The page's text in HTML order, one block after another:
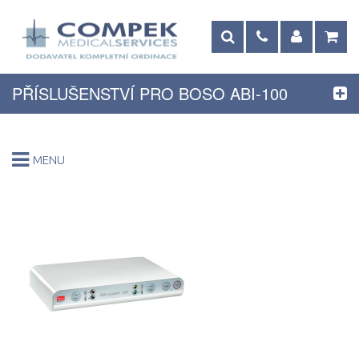
PŘÍSLUŠENSTVÍ PRO BOSO ABI-100
MENU